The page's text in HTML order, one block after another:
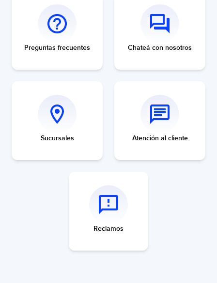
Preguntas frecuentes Chateá con nosotros
Sucursales Atención al cliente
Reclamos